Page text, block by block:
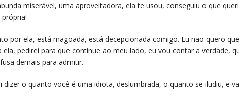
miserável, uma aproveitadora, ela te usou, conseguiu o que
por ela, está magoada, está decepcionada comigo. Eu não quero
pedirei para que continue ao meu lado, eu vou contar a verdade,
demais para admitir.
dizer o quanto você é uma idiota, deslumbrada, o quanto se iludiu, e